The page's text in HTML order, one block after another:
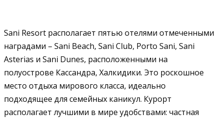
Sani Resort располагает пятью отелями отмеченными
наградами – Sani Beach, Sani Club, Porto Sani, Sani
Asterias и Sani Dunes, расположенными на
полуострове Кассандра, Халкидики. Это роскошное
место отдыха мирового класса, идеально
подходящее для семейных каникул. Курорт
располагает лучшими в мире удобствами: частная